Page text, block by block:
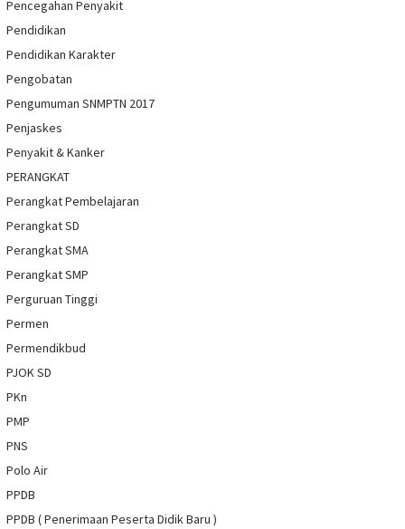
Pencegahan Penyakit
Pendidikan
Pendidikan Karakter
Pengobatan
Pengumuman SNMPTN 2017
Penjaskes
Penyakit & Kanker
PERANGKAT
Perangkat Pembelajaran
Perangkat SD
Perangkat SMA
Perangkat SMP
Perguruan Tinggi
Permen
Permendikbud
PJOK SD
PKn
PMP
PNS
Polo Air
PPDB
PPDB ( Penerimaan Peserta Didik Baru )